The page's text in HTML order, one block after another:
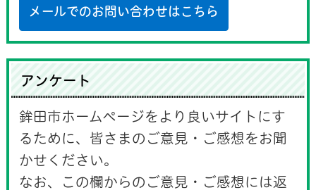
メールでのお問い合わせはこちら
アンケート
鉾田市ホームページをより良いサイトにす
るために、皆さまのご意見・ご感想をお聞
かせください。
なお、この欄からのご意見・ご感想には返